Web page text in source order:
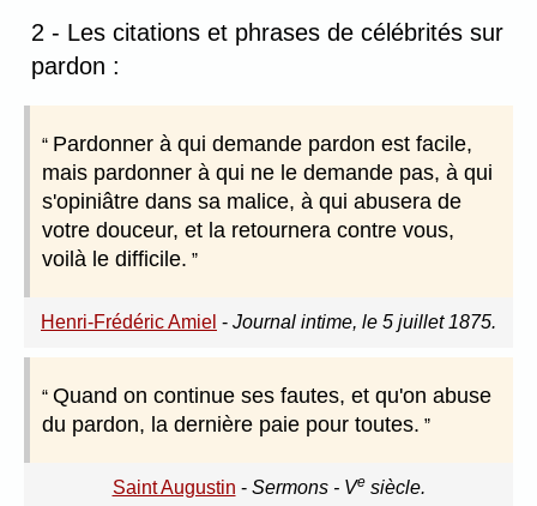
2 - Les citations et phrases de célébrités sur
pardon :
Pardonner à qui demande pardon est facile,
mais pardonner à qui ne le demande pas, à qui
s'opiniâtre dans sa malice, à qui abusera de
votre douceur, et la retournera contre vous,
voilà le difficile.
Henri-Frédéric Amiel - Journal intime, le 5 juillet 1875.
Quand on continue ses fautes, et qu'on abuse
du pardon, la dernière paie pour toutes.
Saint Augustin - Sermons - Vesiècle.